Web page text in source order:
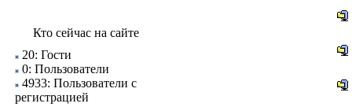
Кто сейчас на сайте
20: Гости
0: Пользователи
4933: Пользователи с
регистрацией